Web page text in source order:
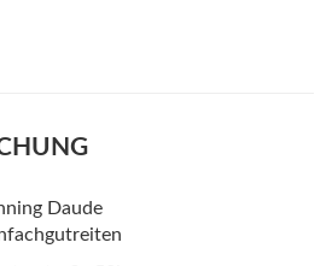
Daude